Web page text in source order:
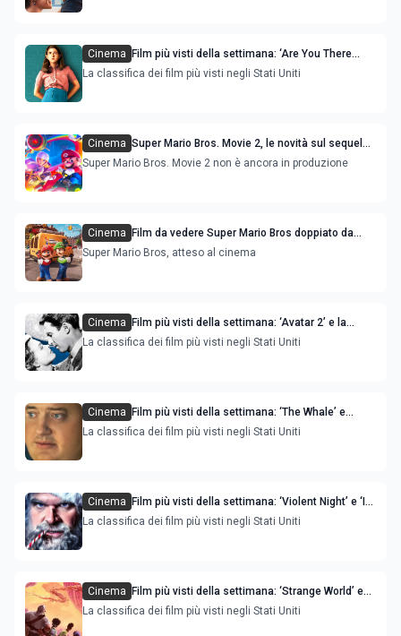
Cinema
Film più visti della settimana: ‘Are You There
God? It's Me, Margaret' è la novità
La classifica dei film più visti negli Stati Uniti
Cinema Super Mario Bros. Movie 2, le novità sul sequel
del film
Super Mario Bros. Movie 2 non è ancora in produzione
Cinema
Film da vedere Super Mario Bros doppiato da
Claudio Santamaria: trama, cast e uscita
Super Mario Bros, atteso al cinema
Cinema
Film più visti della settimana: ‘Avatar 2’ e la
riedizione di ‘It's a Wonderful Life’ le novità
La classifica dei film più visti negli Stati Uniti
Cinema
Film più visti della settimana: ‘The Whale’ e
‘Evangelion’ sono le novità
La classifica dei film più visti negli Stati Uniti
Cinema
Film più visti della settimana: ‘Violent Night’ e ‘I
Heard the Bells’ sono le novità
La classifica dei film più visti negli Stati Uniti
Cinema
Film più visti della settimana: ‘Strange World’ e
‘Glass Onion - Knives Out’ sono le novità
La classifica dei film più visti negli Stati Uniti